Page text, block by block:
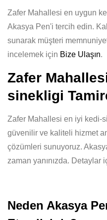
Zafer Mahallesi en uygun
Akasya Pen'i tercih edin.
sunarak müşteri
incelemek için Bize Ulaşın.
Zafer
sinekligi
Zafer Mahallesi en iyi kedi-
güvenilir ve kaliteli hizmet
çözümleri sunuyoruz.
zaman yanınızda. Detaylar
Neden Akasya